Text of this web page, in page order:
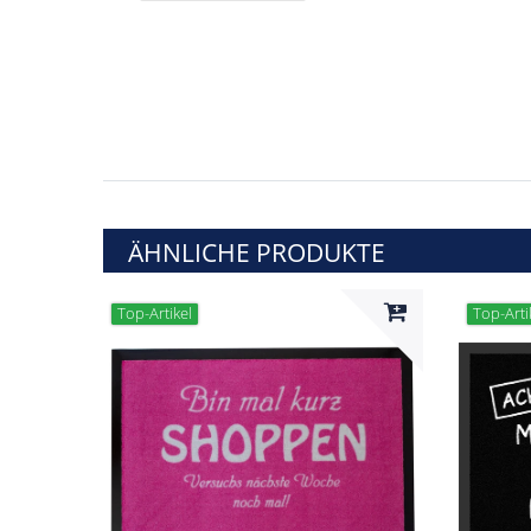
ÄHNLICHE PRODUKTE
Top-Artikel Top-